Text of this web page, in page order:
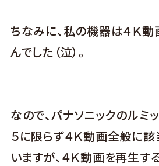
ちなみに、私の機器は４Ｋ
んでした（泣）。
なので、パナソニックのルミ
５に限らず４Ｋ動画全般に
いますが、４Ｋ動画を再生す